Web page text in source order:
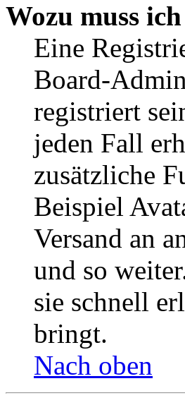
Wozu muss
Eine
Board-
registriert
jeden Fall
zusätzliche
Beispiel
Versand an
und so
sie schnell
bringt.
Nach oben